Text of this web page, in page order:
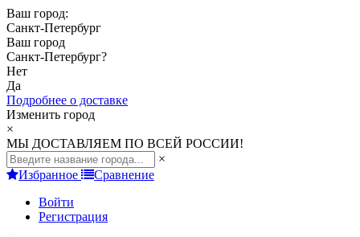
Ваш город:
Санкт-Петербург
Ваш город
Санкт-Петербург?
Нет
Да
Подробнее о доставке
Изменить город
×
МЫ ДОСТАВЛЯЕМ ПО ВСЕЙ РОССИИ!
×
Избранное
Сравнение
Войти
Регистрация